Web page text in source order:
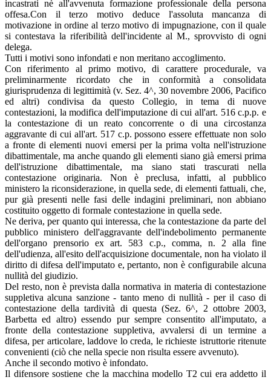
incastrati nè all'avvenuta formazione professionale della persona
offesa.Con il terzo motivo deduce l'assoluta mancanza di
motivazione in ordine al terzo motivo di impugnazione, con il quale
si contestava la riferibilità dell'incidente al M., sprovvisto di ogni
delega.
Tutti i motivi sono infondati e non meritano accoglimento.
Con riferimento al primo motivo, di carattere procedurale, va
preliminarmente ricordato che in conformità a consolidata
giurisprudenza di legittimità (v. Sez. 4^, 30 novembre 2006, Pacifico
ed altri) condivisa da questo Collegio, in tema di nuove
contestazioni, la modifica dell'imputazione di cui all'art. 516 c.p.p. e
la contestazione di un reato concorrente o di una circostanza
aggravante di cui all'art. 517 c.p. possono essere effettuate non solo
a fronte di elementi nuovi emersi per la prima volta nell'istruzione
dibattimentale, ma anche quando gli elementi siano già emersi prima
dell'istruzione dibattimentale, ma siano stati trascurati nella
contestazione originaria. Non è preclusa, infatti, al pubblico
ministero la riconsiderazione, in quella sede, di elementi fattuali, che,
pur già presenti nelle fasi delle indagini preliminari, non abbiano
costituito oggetto di formale contestazione in quella sede.
Ne deriva, per quanto qui interessa, che la contestazione da parte del
pubblico ministero dell'aggravante dell'indebolimento permanente
dell'organo prensorio ex art. 583 c.p., comma, n. 2 alla fine
dell'udienza, all'esito dell'acquisizione documentale, non ha violato il
diritto di difesa dell'imputato e, pertanto, non è configurabile alcuna
nullità del giudizio.
Del resto, non è prevista dalla normativa in materia di contestazione
suppletiva alcuna sanzione - tanto meno di nullità - per il caso di
contestazione della tardività di questa (Sez. 6^, 2 ottobre 2003,
Barbetta ed altro) essendo pur sempre consentito all'imputato, a
fronte della contestazione suppletiva, avvalersi di un termine a
difesa, per articolare, laddove lo creda, le richieste istruttorie ritenute
convenienti (ciò che nella specie non risulta essere avvenuto).
Anche il secondo motivo è infondato.
Il difensore sostiene che la macchina modello T2 cui era addetto il